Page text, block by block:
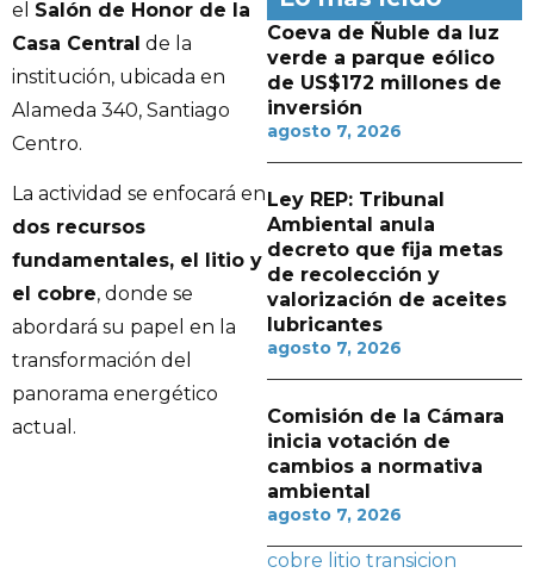
el Salón de Honor de la
Casa Central de la
institución, ubicada en
Alameda 340, Santiago
Centro.
La actividad se enfocará en
dos recursos
fundamentales, el litio y
el cobre, donde se
abordará su papel en la
transformación del
panorama energético
actual.
Coeva de Ñuble da luz
verde a parque eólico
de US$172 millones de
inversión
agosto 7, 2026
Ley REP: Tribunal
Ambiental anula
decreto que fija metas
de recolección y
valorización de aceites
lubricantes
agosto 7, 2026
Comisión de la Cámara
inicia votación de
cambios a normativa
ambiental
agosto 7, 2026
cobre litio transicion